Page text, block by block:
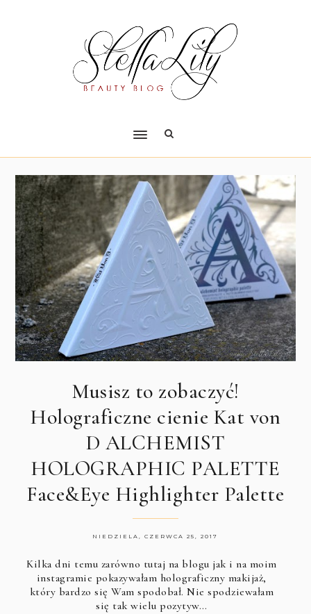
Musisz to zobaczyć!
Holograficzne cienie Kat von
D ALCHEMIST
HOLOGRAPHIC PALETTE
Face&Eye Highlighter Palette
NIEDZIELA, CZERWCA 25, 2017
Kilka dni temu zarówno tutaj na blogu jak i na moim
instagramie pokazywałam holograficzny makijaż,
który bardzo się Wam spodobał. Nie spodziewałam
się tak wielu pozytyw…